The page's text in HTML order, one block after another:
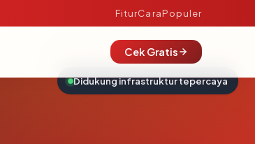
FiturCaraPopuler
Cek Gratis
Didukung infrastruktur tepercaya